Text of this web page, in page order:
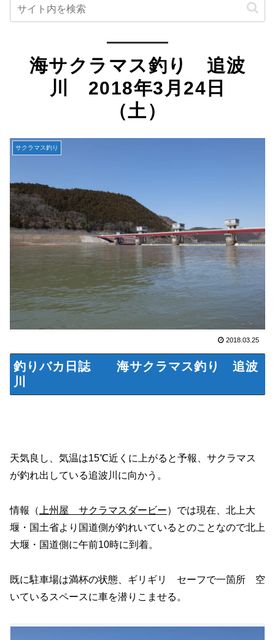
海サクラマス釣り 追波
川 2018年3月24日
（土）
サクラマス釣り
2018.03.25
釣りバカ日誌 海サクラマス釣り 追波
川
天気良し、気温は15℃近くに上がると予報、サクラマス
が釣れ出している追波川に向かう。
情報（ 上州屋 サクラマスダービー）では現在、北上大
堰・国土省より国道側が釣れいているとのことなので北上
大堰・国道側に午前10時に到着。
既に駐車場は満杯の状態、ギリギリ セーフで一箇所 空
いているスペースに車を潜りこませる。